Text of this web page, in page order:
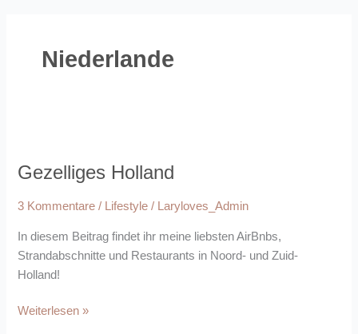
Niederlande
Gezelliges Holland
3 Kommentare / Lifestyle / Laryloves_Admin
In diesem Beitrag findet ihr meine liebsten AirBnbs,
Strandabschnitte und Restaurants in Noord- und Zuid-
Holland!
Weiterlesen »